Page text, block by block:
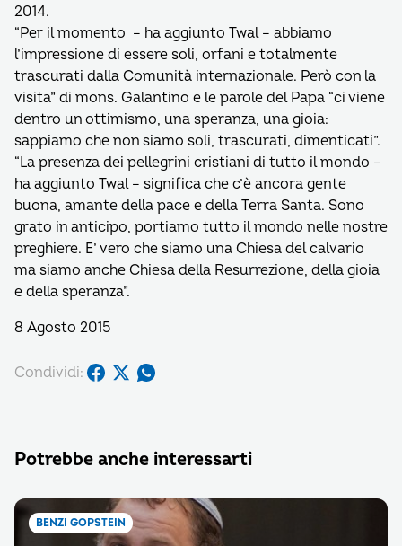
2014.
“Per il momento – ha aggiunto Twal – abbiamo
l’impressione di essere soli, orfani e totalmente
trascurati dalla Comunità internazionale. Però con la
visita” di mons. Galantino e le parole del Papa “ci viene
dentro un ottimismo, una speranza, una gioia:
sappiamo che non siamo soli, trascurati, dimenticati”.
“La presenza dei pellegrini cristiani di tutto il mondo –
ha aggiunto Twal – significa che c’è ancora gente
buona, amante della pace e della Terra Santa. Sono
grato in anticipo, portiamo tutto il mondo nelle nostre
preghiere. E’ vero che siamo una Chiesa del calvario
ma siamo anche Chiesa della Resurrezione, della gioia
e della speranza”.
8 Agosto 2015
Condividi:
Potrebbe anche interessarti
BENZI GOPSTEIN